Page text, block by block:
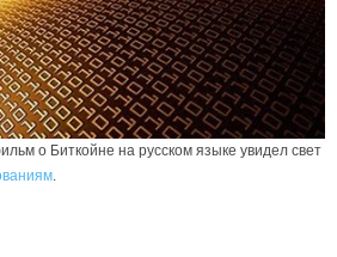
о Биткойне на русском языке увидел свет
.